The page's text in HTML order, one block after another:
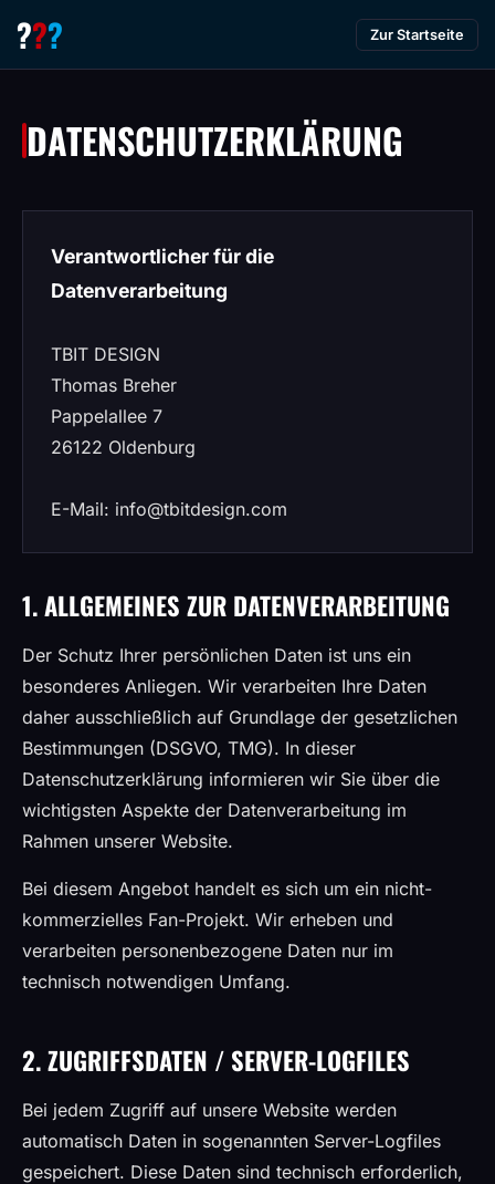
??? Zur Startseite
DATENSCHUTZERKLÄRUNG
Verantwortlicher für die
Datenverarbeitung
TBIT DESIGN
Thomas Breher
Pappelallee 7
26122 Oldenburg
E-Mail: info@tbitdesign.com
1. ALLGEMEINES ZUR DATENVERARBEITUNG
Der Schutz Ihrer persönlichen Daten ist uns ein
besonderes Anliegen. Wir verarbeiten Ihre Daten
daher ausschließlich auf Grundlage der gesetzlichen
Bestimmungen (DSGVO, TMG). In dieser
Datenschutzerklärung informieren wir Sie über die
wichtigsten Aspekte der Datenverarbeitung im
Rahmen unserer Website.
Bei diesem Angebot handelt es sich um ein nicht-
kommerzielles Fan-Projekt. Wir erheben und
verarbeiten personenbezogene Daten nur im
technisch notwendigen Umfang.
2. ZUGRIFFSDATEN / SERVER-LOGFILES
Bei jedem Zugriff auf unsere Website werden
automatisch Daten in sogenannten Server-Logfiles
gespeichert. Diese Daten sind technisch erforderlich,